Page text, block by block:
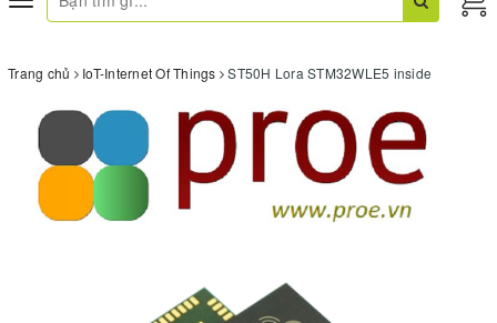
navigation
Trang chủ IoT-Internet Of Things ST50H Lora STM32WLE5 inside